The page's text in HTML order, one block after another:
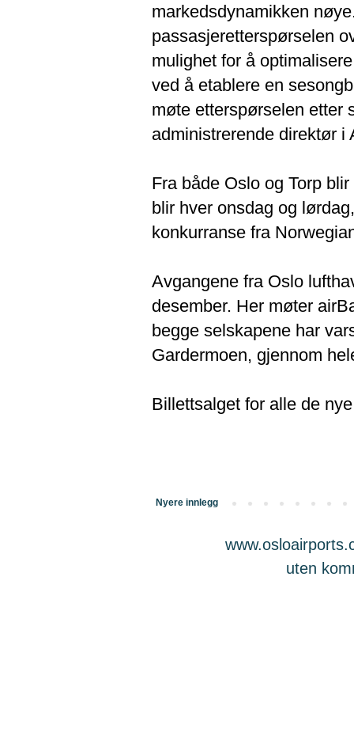
markedsdynamikken
passasjeretterspørselen
mulighet for å
ved å etablere en
møte etterspørselen etter
administrerende direktør i
Fra både Oslo og Torp
blir hver onsdag og
konkurranse fra
Avgangene fra Oslo
desember. Her møter
begge selskapene har
Gardermoen, gjennom
Billettsalget for alle de
Nyere innlegg
uten